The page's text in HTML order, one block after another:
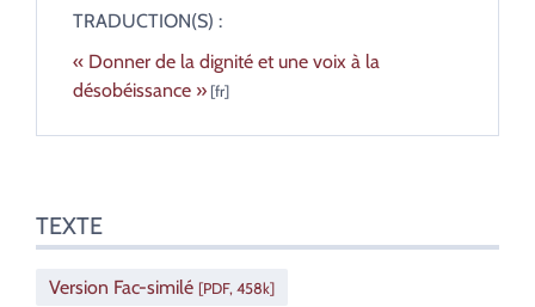
TRADUCTION(S) :
« Donner de la dignité et une voix à la
désobéissance »
Citer cet article
Auteurs
TEXTE
Version Fac-similé [PDF, 458k]